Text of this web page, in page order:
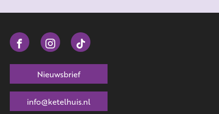
Nieuwsbrief
info@ketelhuis.nl